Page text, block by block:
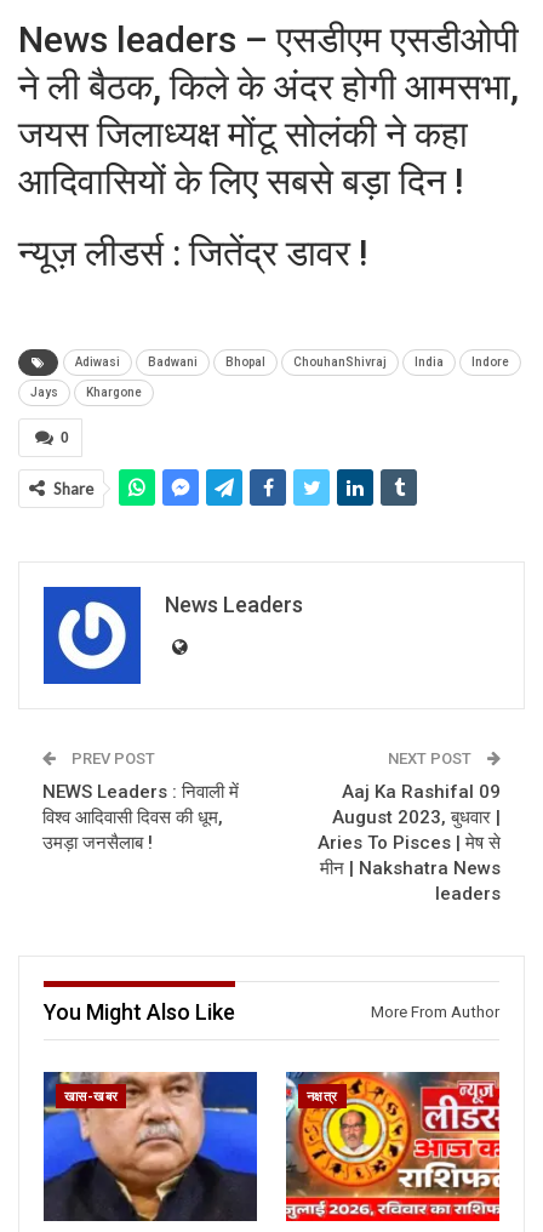
News leaders – एसडीएम एसडीओपी
ने ली बैठक, किले के अंदर होगी आमसभा,
जयस जिलाध्यक्ष मोंटू सोलंकी ने कहा
आदिवासियों के लिए सबसे बड़ा दिन !
न्यूज़ लीडर्स : जितेंद्र डावर !
Adiwasi Badwani Bhopal ChouhanShivraj India Indore
Jays Khargone
0
Share
News Leaders
PREV POST
NEWS Leaders : निवाली में
विश्व आदिवासी दिवस की धूम,
उमड़ा जनसैलाब !
NEXT POST
Aaj Ka Rashifal 09
August 2023, बुधवार |
Aries To Pisces | मेष से
मीन | Nakshatra News
leaders
You Might Also Like More From Author
खास-खबर नक्षत्र